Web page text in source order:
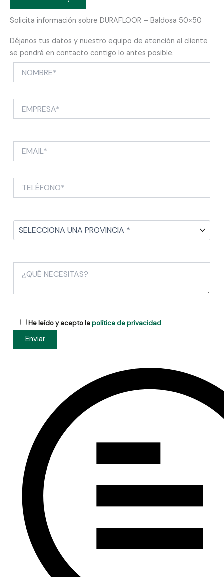
Solicita información sobre DURAFLOOR – Baldosa 50×50
Déjanos tus datos y nuestro equipo de atención al cliente
se pondrá en contacto contigo lo antes posible.
He leído y acepto lapolítica de privacidad